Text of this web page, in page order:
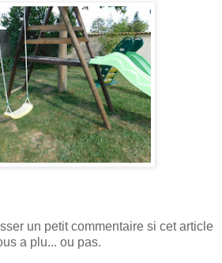
un petit commentaire si cet article
a plu... ou pas.